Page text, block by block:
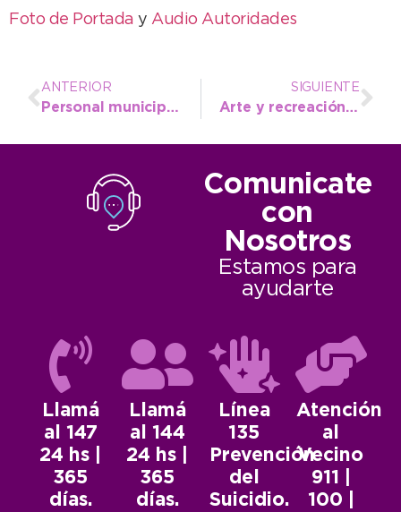
Foto de Portada y Audio Autoridades
ANTERIOR
Personal municipal controla un principio de incendio en el Parque Miguel Lillo
SIGUIENTE
Arte y recreación, la mezcla perfecta para seguir generando espacios de inclusión
Comunicate
con
Nosotros
Estamos para
ayudarte
Llamá
al 147
24 hs |
365
días.
Llamá
al 144
24 hs |
365
días.
Línea
135
Prevención
del
Suicidio.
Atención
al
Vecino
911 |
100 |